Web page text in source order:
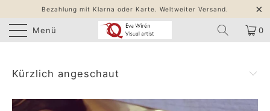
Bezahlung mit Klarna oder Karte. Weltweiter Versand.
Menü 0
Kürzlich angeschaut